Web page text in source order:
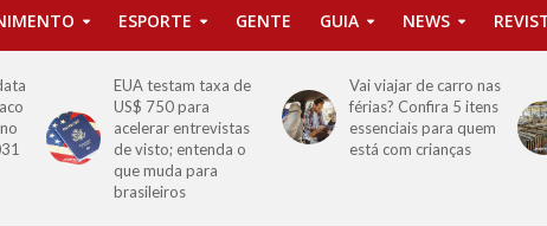
ESPORTE GENTE GUIA NEWS
EUA testam taxa de
US$ 750 para
acelerar entrevistas
de visto; entenda o
que muda para
brasileiros
Vai viajar de carro nas
férias? Confira 5 itens
essenciais para quem
está com crianças